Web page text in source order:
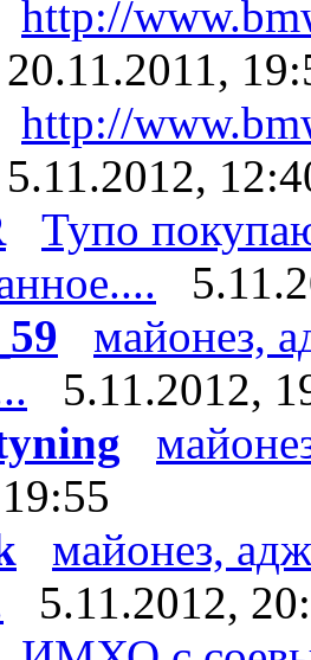
http://
20.11.2011,
http://
5.11.2012,
Тупо
майонез,
5.11.2012,
майонез,
5.11.2012,